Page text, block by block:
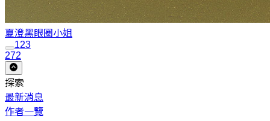
夏澄黑眼圈小姐
123
272
探索
最新消息
作者一覽